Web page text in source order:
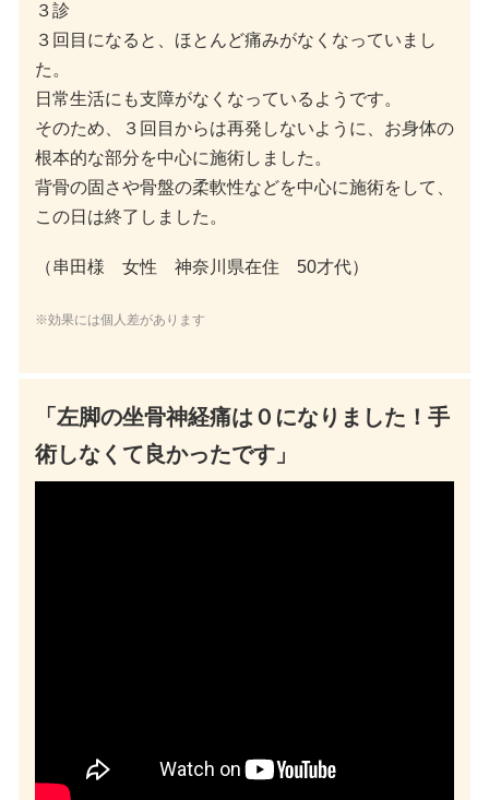
３診
３回目になると、ほとんど痛みがなくなっていまし
た。
日常生活にも支障がなくなっているようです。
そのため、３回目からは再発しないように、お身体の
根本的な部分を中心に施術しました。
背骨の固さや骨盤の柔軟性などを中心に施術をして、
この日は終了しました。
（串田様 女性 神奈川県在住 50才代）
※効果には個人差があります
「左脚の坐骨神経痛は０になりました！手
術しなくて良かったです」